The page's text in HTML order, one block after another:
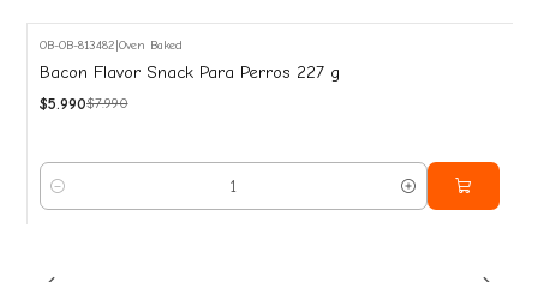
-25%
OFF
OB-OB-813482 Oven Baked
Bacon Flavor Snack Para Perros 227 g
$5.990$7.990
Cantidad